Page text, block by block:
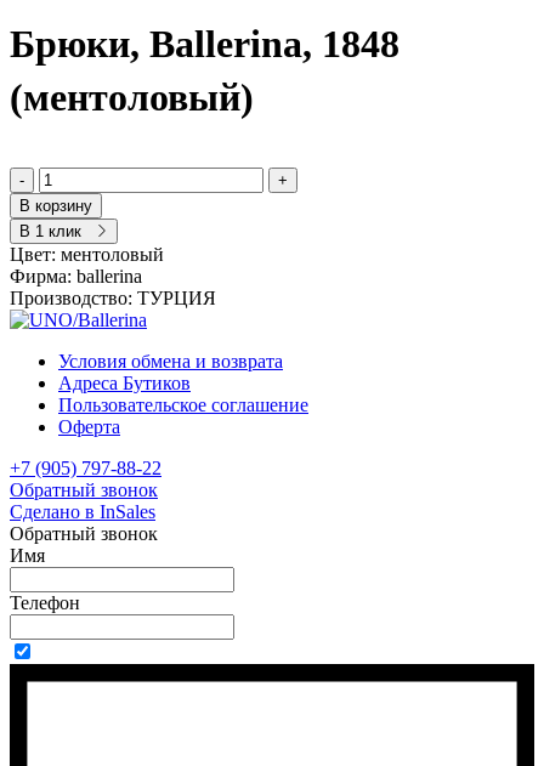
Брюки, Ballerina, 1848
(ментоловый)
-
+
В корзину
В 1 клик
Цвет: ментоловый
Фирма: ballerina
Производство: ТУРЦИЯ
Условия обмена и возврата
Адреса Бутиков
Пользовательское соглашение
Оферта
+7 (905) 797-88-22
Обратный звонок
Сделано в InSales
Обратный звонок
Имя
Телефон